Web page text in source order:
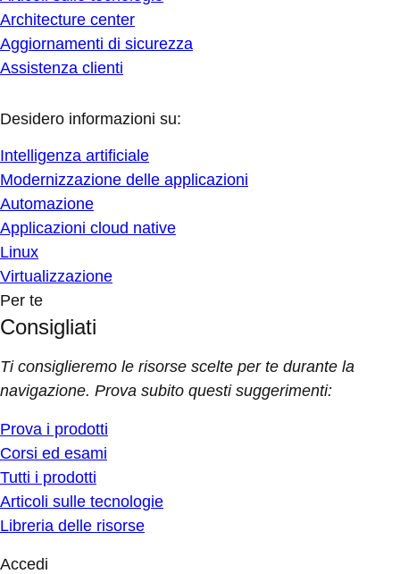
Architecture center
Aggiornamenti di sicurezza
Assistenza clienti
Desidero informazioni su:
Intelligenza artificiale
Modernizzazione delle applicazioni
Automazione
Applicazioni cloud native
Linux
Virtualizzazione
Per te
Consigliati
Ti consiglieremo le risorse scelte per te durante la
navigazione. Prova subito questi suggerimenti:
Prova i prodotti
Corsi ed esami
Tutti i prodotti
Articoli sulle tecnologie
Libreria delle risorse
Accedi